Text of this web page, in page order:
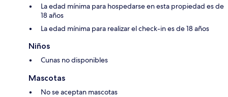
La edad mínima para hospedarse en esta propiedad es de
18 años
La edad mínima para realizar el check-in es de 18 años
Niños
Cunas no disponibles
Mascotas
No se aceptan mascotas